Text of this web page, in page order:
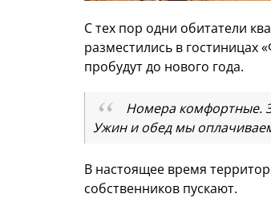
С тех пор одни обитатели
разместились в гостиницах
пробудут до нового года.
Номера комфортные.
Ужин и обед мы
В настоящее время
собственников пускают.